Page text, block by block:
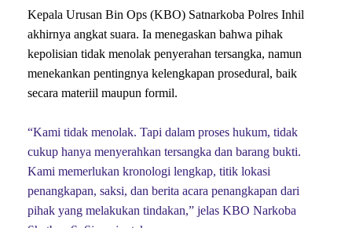
Kepala Urusan Bin Ops (KBO) Satnarkoba Polres Inhil
akhirnya angkat suara. Ia menegaskan bahwa pihak
kepolisian tidak menolak penyerahan tersangka, namun
menekankan pentingnya kelengkapan prosedural, baik
secara materiil maupun formil.
“Kami tidak menolak. Tapi dalam proses hukum, tidak
cukup hanya menyerahkan tersangka dan barang bukti.
Kami memerlukan kronologi lengkap, titik lokasi
penangkapan, saksi, dan berita acara penangkapan dari
pihak yang melakukan tindakan,” jelas KBO Narkoba